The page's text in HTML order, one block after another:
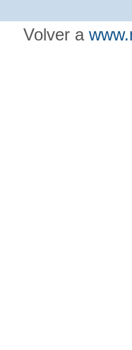
Volver a